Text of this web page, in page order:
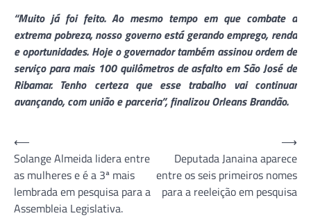
“Muito já foi feito. Ao mesmo tempo em que combate a
extrema pobreza, nosso governo está gerando emprego, renda
e oportunidades. Hoje o governador também assinou ordem de
serviço para mais 100 quilômetros de asfalto em São José de
Ribamar. Tenho certeza que esse trabalho vai continuar
avançando, com união e parceria”, finalizou Orleans Brandão.
Navegação
de
Post
⟵
Solange Almeida lidera entre
as mulheres e é a 3ª mais
lembrada em pesquisa para a
Assembleia Legislativa.
Deputada Janaina aparece
entre os seis primeiros nomes
para a reeleição em pesquisa
⟶